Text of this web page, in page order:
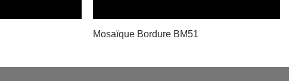
Mosaïque Bordure BM51